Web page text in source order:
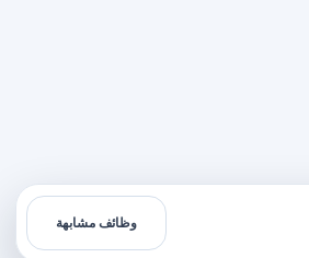
وظائف مشابهة